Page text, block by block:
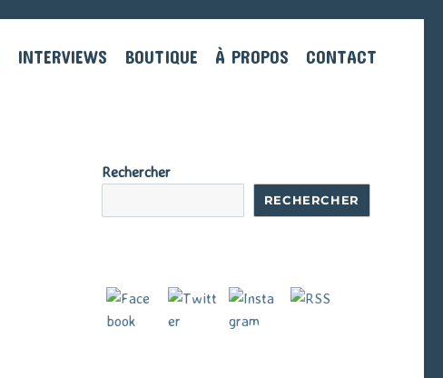
INTERVIEWS BOUTIQUE À PROPOS CONTACT
Rechercher
RECHERCHER